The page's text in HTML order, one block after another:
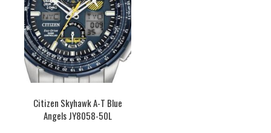
Citizen Skyhawk A-T Blue
Angels JY8058-50L